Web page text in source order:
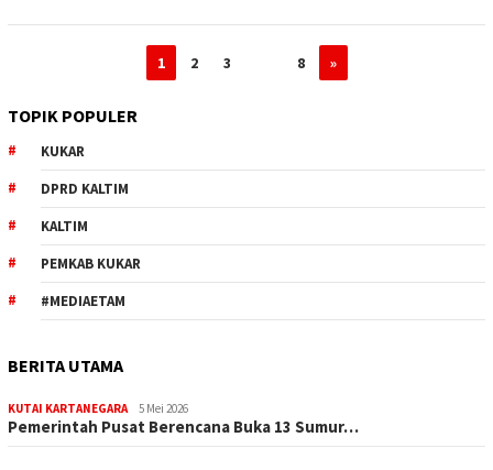
1 2 3 8 »
TOPIK POPULER
KUKAR
DPRD KALTIM
KALTIM
PEMKAB KUKAR
#MEDIAETAM
BERITA UTAMA
KUTAI KARTANEGARA 5 Mei 2026
Pemerintah Pusat Berencana Buka 13 Sumur…